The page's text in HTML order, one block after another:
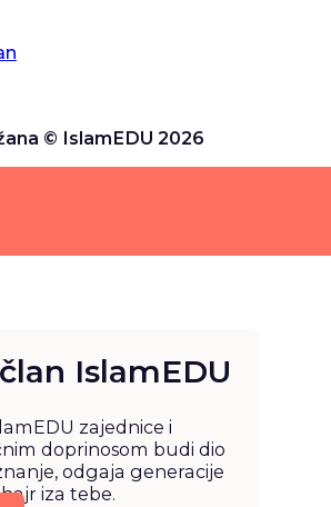
© IslamEDU 2026
IslamEDU
zajednice i
doprinosom budi dio
odgaja generacije
iza tebe.